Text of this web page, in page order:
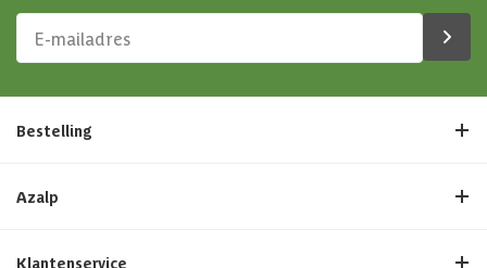
Bestelling
Azalp
Klantenservice